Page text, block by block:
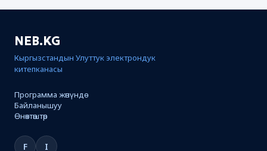
NEB.KG
Кыргызстандын Улуттук электрондук
китепканасы
Программа жөнүндө
Байланышуу
Өнөктөштөр
F I